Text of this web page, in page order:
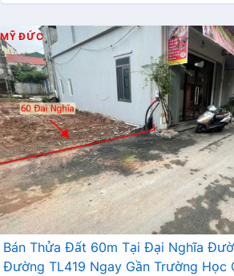
MỸ ĐỨC
Bán Thửa Đất 60m Tại Đại Nghĩa
Đường TL419 Ngay Gần Trường Học